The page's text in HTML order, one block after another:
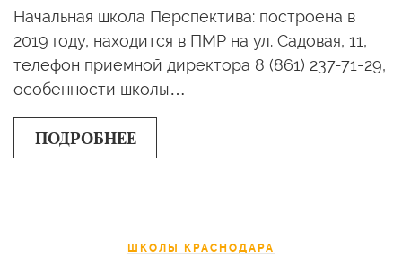
Начальная школа Перспектива: построена в
2019 году, находится в ПМР на ул. Садовая, 11,
телефон приемной директора 8 (861) 237-71-29,
особенности школы…
ПОДРОБНЕЕ
ШКОЛЫ КРАСНОДАРА